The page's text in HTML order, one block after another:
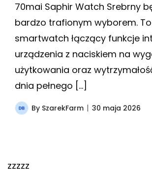
70mai Saphir Watch Srebrny
bardzo trafionym wyborem. To
smartwatch łączący funkcje
urządzenia z naciskiem na
użytkowania oraz
dnia pełnego […]
By SzarekFarm 30 maja 2026
zzzzz